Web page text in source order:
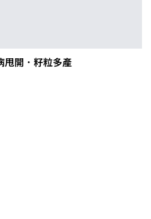
開．籽粒多產